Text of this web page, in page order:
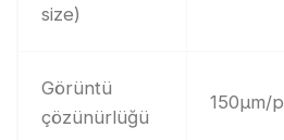
size)
Görüntü
çözünürlüğü
150μm/